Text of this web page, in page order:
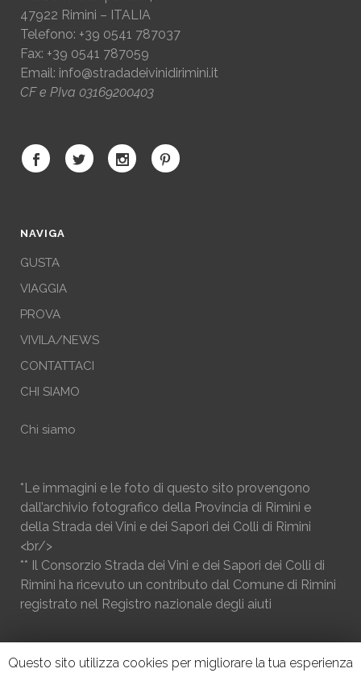
47922 Rimini – ITALIA
Telefono: +39 0541 787037
Fax: +39 0541 787059
Email: info@stradadeivinidirimini.it
CF e PIva 03169200403
NAVIGA
GUSTA
VIAGGIA
PROVA
VIVILA/NEWS
CONTATTACI
CHI SIAMO
Chi siamo
*Le immagini e le foto di questo sito provengono
dall’archivio fotografico della Provincia di Rimini e
della Strada dei Vini e dei Sapori dei Colli di Rimini
<br/>
** Il Consorzio Strada dei Vini e dei Sapori dei Colli di
Rimini ha ricevuto un contributo dal Comune di Rimini
registrato nel Registro nazionale degli aiuti
Questo sito utilizza cookies per migliorare la tua esperienza